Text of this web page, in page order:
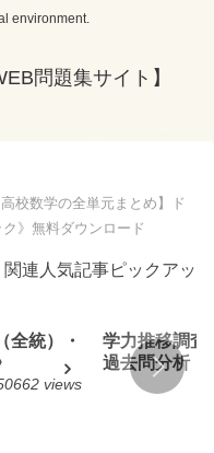
environment.
問題集サイト】
高校数学の全単元まとめ】ド
》無料ダウンロード
連人気記事ピックアッ
全統）・
views
学力推移調査
過去問分析